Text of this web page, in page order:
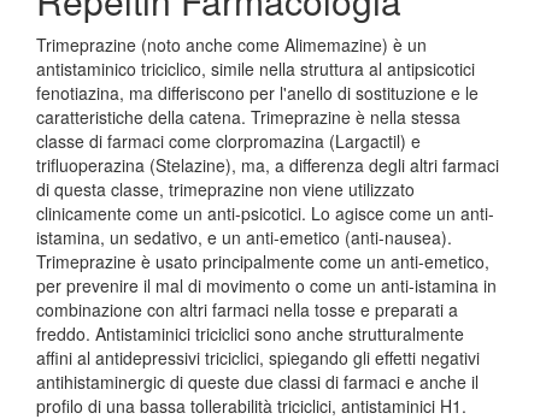
Trimeprazine (noto anche come Alimemazine) è un
antistaminico triciclico, simile nella struttura al antipsicotici
fenotiazina, ma differiscono per l'anello di sostituzione e le
caratteristiche della catena. Trimeprazine è nella stessa
classe di farmaci come clorpromazina (Largactil) e
trifluoperazina (Stelazine), ma, a differenza degli altri farmaci
di questa classe, trimeprazine non viene utilizzato
clinicamente come un anti-psicotici. Lo agisce come un anti-
istamina, un sedativo, e un anti-emetico (anti-nausea).
Trimeprazine è usato principalmente come un anti-emetico,
per prevenire il mal di movimento o come un anti-istamina in
combinazione con altri farmaci nella tosse e preparati a
freddo. Antistaminici triciclici sono anche strutturalmente
affini al antidepressivi triciclici, spiegando gli effetti negativi
antihistaminergic di queste due classi di farmaci e anche il
profilo di una bassa tollerabilità triciclici, antistaminici H1.